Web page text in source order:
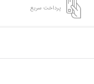
پرداخت سریع